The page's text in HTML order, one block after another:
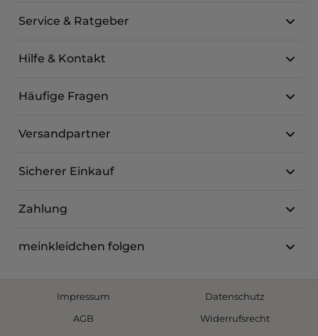
Service & Ratgeber
Hilfe & Kontakt
Häufige Fragen
Versandpartner
Sicherer Einkauf
Zahlung
meinkleidchen folgen
Impressum
Datenschutz
AGB
Widerrufsrecht